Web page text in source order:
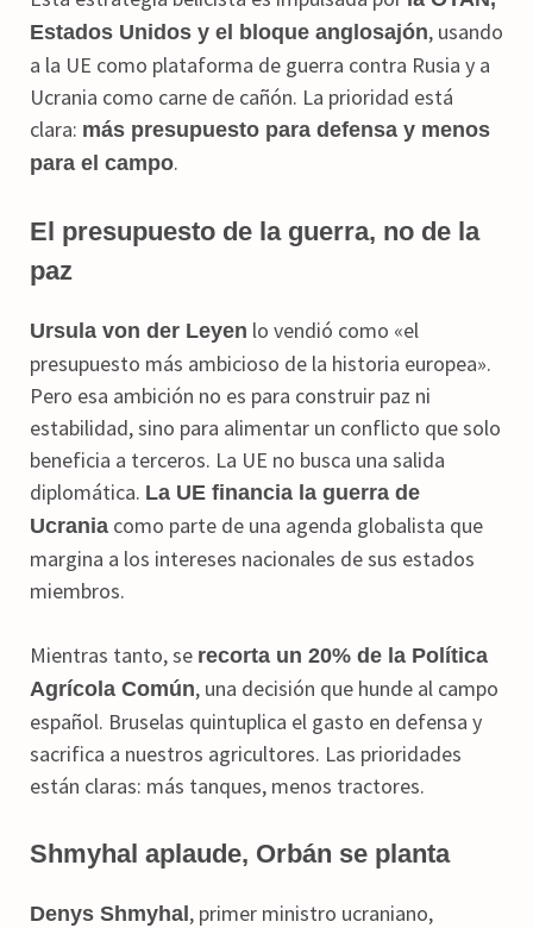
Estados Unidos y el bloque anglosajón, usando
a la UE como plataforma de guerra contra Rusia y a
Ucrania como carne de cañón. La prioridad está
clara: más presupuesto para defensa y menos
para el campo.
El presupuesto de la guerra, no de la
paz
Ursula von der Leyen lo vendió como «el
presupuesto más ambicioso de la historia europea».
Pero esa ambición no es para construir paz ni
estabilidad, sino para alimentar un conflicto que solo
beneficia a terceros. La UE no busca una salida
diplomática. La UE financia la guerra de
Ucrania como parte de una agenda globalista que
margina a los intereses nacionales de sus estados
miembros.
Mientras tanto, se recorta un 20% de la Política
Agrícola Común, una decisión que hunde al campo
español. Bruselas quintuplica el gasto en defensa y
sacrifica a nuestros agricultores. Las prioridades
están claras: más tanques, menos tractores.
Shmyhal aplaude, Orbán se planta
Denys Shmyhal, primer ministro ucraniano,